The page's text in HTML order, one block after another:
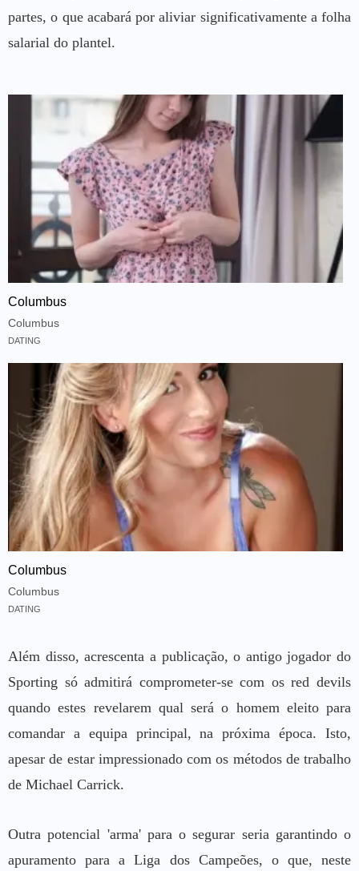
partes, o que acabará por aliviar significativamente a folha
salarial do plantel.
Columbus
Columbus
DATING
Columbus
Columbus
DATING
Além disso, acrescenta a publicação, o antigo jogador do
Sporting só admitirá comprometer-se com os red devils
quando estes revelarem qual será o homem eleito para
comandar a equipa principal, na próxima época. Isto,
apesar de estar impressionado com os métodos de trabalho
de Michael Carrick.
Outra potencial 'arma' para o segurar seria garantindo o
apuramento para a Liga dos Campeões, o que, neste